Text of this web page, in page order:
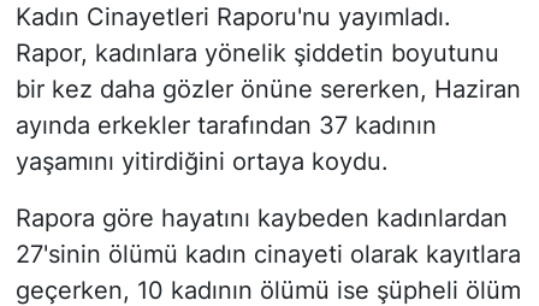
Kadın Cinayetleri Raporu'nu yayımladı.
Rapor, kadınlara yönelik şiddetin boyutunu
bir kez daha gözler önüne sererken, Haziran
ayında erkekler tarafından 37 kadının
yaşamını yitirdiğini ortaya koydu.
Rapora göre hayatını kaybeden kadınlardan
27'sinin ölümü kadın cinayeti olarak kayıtlara
geçerken, 10 kadının ölümü ise şüpheli ölüm